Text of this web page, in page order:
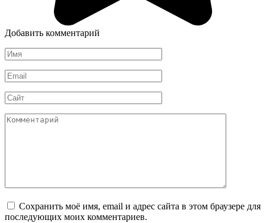
Добавить комментарий
Имя
*
Email
*
Сайт
Комментарий
Сохранить моё имя, email и адрес сайта в этом браузере для
последующих моих комментариев.